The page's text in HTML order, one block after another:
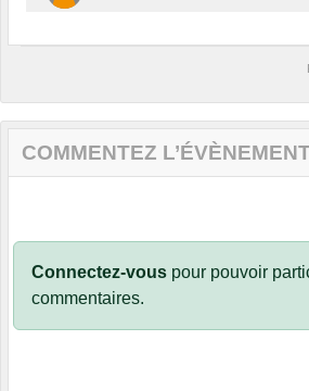
COMMENTEZ
Connectez-vous pour pouvoir
commentaires.